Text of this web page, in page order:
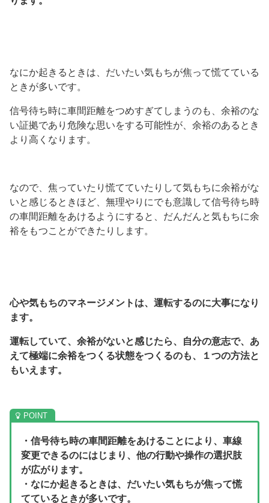
なにか起きるときは、だいたい気もちが焦って慌てている
ときが多いです。
信号待ち時に車間距離をつめすぎてしまうのも、余裕のな
い証拠であり危険な思いをする可能性が、余裕のあるとき
より高くなります。
なので、焦っていたり慌てていたりして気もちに余裕がな
いと感じるときほど、無理やりにでも意識して信号待ち時
の車間距離をあけるようにすると、だんだんと気もちに余
裕をもつことができたりします。
心や気もちのマネージメントは、運転するのに大事になり
ます。
運転していて、余裕がないと感じたら、自分の意志で、あ
えて極端に余裕をつくる状態をつくるのも、１つの方法と
もいえます。
・信号待ち時の車間距離をあけることにより、車線
変更できるのにはじまり、他の行動や操作の選択肢
が広がります。
・なにか起きるときは、だいたい気もちが焦って慌
てているときが多いです。